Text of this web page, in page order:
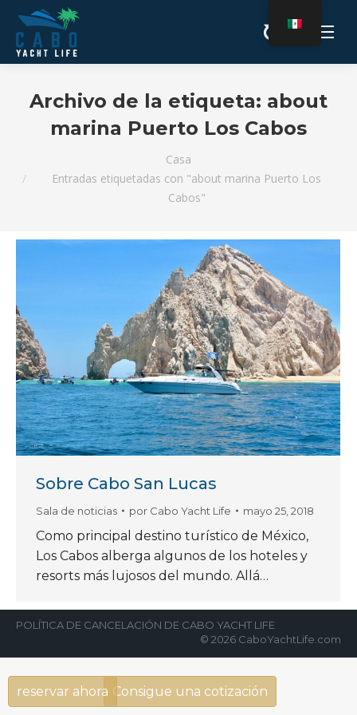
Archivo de la etiqueta: about
marina Puerto Los Cabos
Casa
Entradas etiquetadas con "about marina Puerto Los
Cabos"
Sobre Cabo San Lucas
Sala de noticias por Cabo Yacht Life mayo 25, 2018
Como principal destino turístico de México,
Los Cabos alberga algunos de los hoteles y
resorts más lujosos del mundo. Allá…
POLÍTICA DE CANCELACIÓN DE CABO YACHT LIFE
© 2026 CaboYachtLife.com
Consigue una cotización
reservar ahora